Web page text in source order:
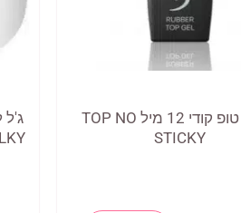
ראבר טופ קודי 12 מיל TOP NO
STICKY